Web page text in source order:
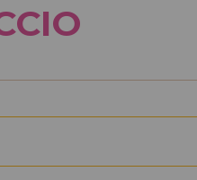
oder ein Unternehmen?